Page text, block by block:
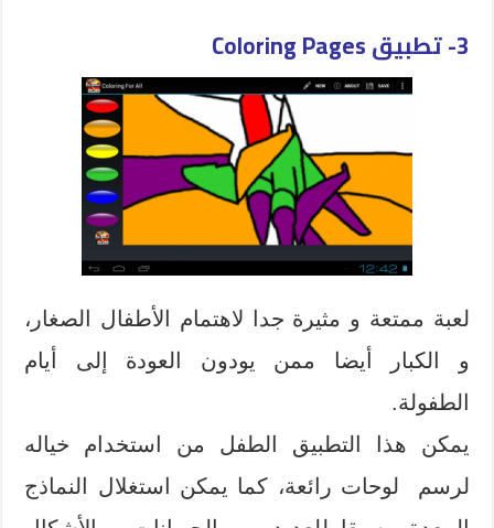
3- تطبيق Coloring Pages
لعبة ممتعة و مثيرة جدا لاهتمام الأطفال الصغار،
و الكبار أيضا ممن يودون العودة إلى أيام
الطفولة.
يمكن هذا التطبيق الطفل من استخدام خياله
لرسم لوحات رائعة، كما يمكن استغلال النماذج